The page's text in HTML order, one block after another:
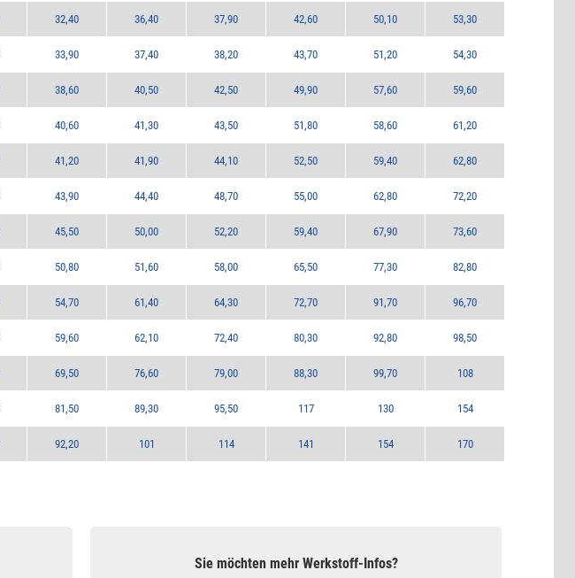
32,40 36,40 37,90 42,60 50,10 53,30
33,90 37,40 38,20 43,70 51,20 54,30
38,60 40,50 42,50 49,90 57,60 59,60
40,60 41,30 43,50 51,80 58,60 61,20
41,20 41,90 44,10 52,50 59,40 62,80
43,90 44,40 48,70 55,00 62,80 72,20
45,50 50,00 52,20 59,40 67,90 73,60
50,80 51,60 58,00 65,50 77,30 82,80
54,70 61,40 64,30 72,70 91,70 96,70
59,60 62,10 72,40 80,30 92,80 98,50
69,50 76,60 79,00 88,30 99,70 108
81,50 89,30 95,50 117 130 154
92,20 101 114 141 154 170
Sie möchten mehr Werkstoff-Infos?